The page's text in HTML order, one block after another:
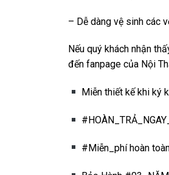
– Dễ dàng vệ sinh các
Nếu quý khách nhận
đến fanpage của Nội
Miễn thiết kế khi ký
#Miễn_phí hoàn